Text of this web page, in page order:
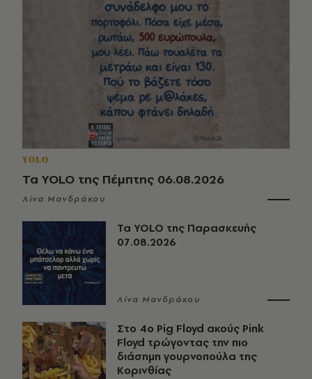
YOLO
Τα YOLO της Πέμπτης 06.08.2026
Λίνα Μανδράκου
Τα YOLO της Παρασκευής
07.08.2026
Λίνα Μανδράκου
Στο 4ο Pig Floyd ακούς Pink
Floyd τρώγοντας την πιο
διάσημη γουρνοπούλα της
Κορινθίας